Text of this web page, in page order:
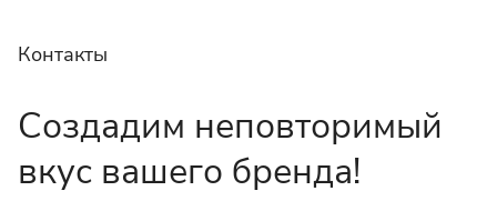
Контакты
Создадим неповторимый
вкус вашего бренда!